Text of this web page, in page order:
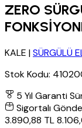
ZERO
KALE |SÜRGÜLÜ
Stok Kodu:
5 Yıl Garanti
Sigortalı
3.890,88 TL